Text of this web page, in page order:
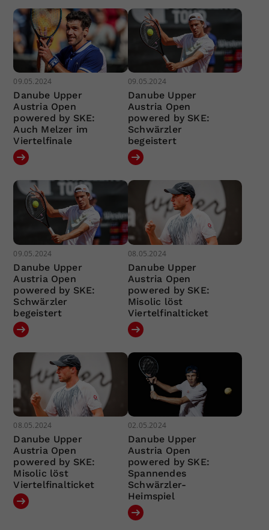
09.05.2024
Danube Upper
Austria Open
powered by SKE:
Auch Melzer im
Viertelfinale
09.05.2024
Danube Upper
Austria Open
powered by SKE:
Schwärzler
begeistert
09.05.2024
Danube Upper
Austria Open
powered by SKE:
Schwärzler
begeistert
08.05.2024
Danube Upper
Austria Open
powered by SKE:
Misolic löst
Viertelfinalticket
08.05.2024
Danube Upper
Austria Open
powered by SKE:
Misolic löst
Viertelfinalticket
02.05.2024
Danube Upper
Austria Open
powered by SKE:
Spannendes
Schwärzler-
Heimspiel